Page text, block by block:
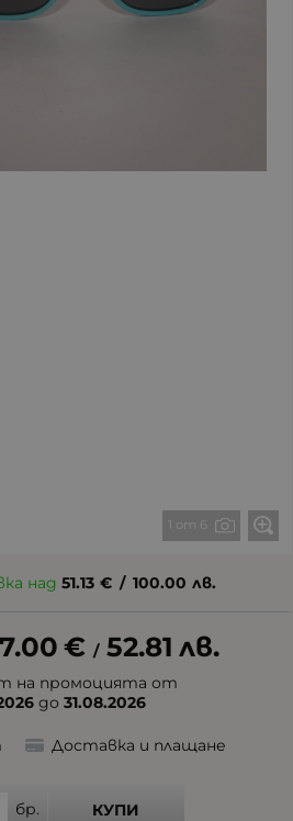
1 от 6
над 51.13 € / 100.00 лв.
€ / 52.81 лв.
на промоцията от
до 31.08.2026
Доставка и плащане
бр. КУПИ